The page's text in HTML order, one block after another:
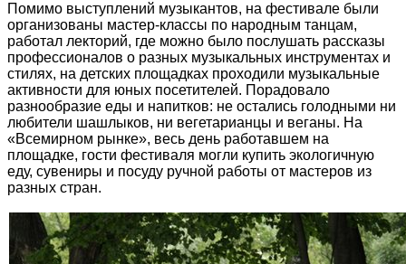
Помимо выступлений музыкантов, на фестивале были
организованы мастер-классы по народным танцам,
работал лекторий, где можно было послушать рассказы
профессионалов о разных музыкальных инструментах и
стилях, на детских площадках проходили музыкальные
активности для юных посетителей. Порадовало
разнообразие еды и напитков: не остались голодными ни
любители шашлыков, ни вегетарианцы и веганы. На
«Всемирном рынке», весь день работавшем на
площадке, гости фестиваля могли купить экологичную
еду, сувениры и посуду ручной работы от мастеров из
разных стран.